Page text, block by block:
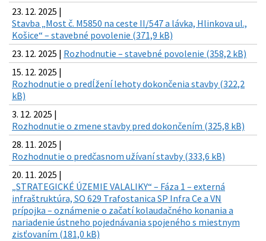
23. 12. 2025 |
Stavba „Most č. M5850 na ceste II/547 a lávka, Hlinkova ul.,
Košice“ – stavebné povolenie (371,9 kB)
23. 12. 2025 | Rozhodnutie – stavebné povolenie (358,2 kB)
15. 12. 2025 |
Rozhodnutie o predĺžení lehoty dokončenia stavby (322,2
kB)
3. 12. 2025 |
Rozhodnutie o zmene stavby pred dokončením (325,8 kB)
28. 11. 2025 |
Rozhodnutie o predčasnom užívaní stavby (333,6 kB)
20. 11. 2025 |
„STRATEGICKÉ ÚZEMIE VALALIKY“ – Fáza 1 – externá
infraštruktúra, SO 629 Trafostanica SP Infra Ce a VN
prípojka – oznámenie o začatí kolaudačného konania a
nariadenie ústneho pojednávania spojeného s miestnym
zisťovaním (181,0 kB)